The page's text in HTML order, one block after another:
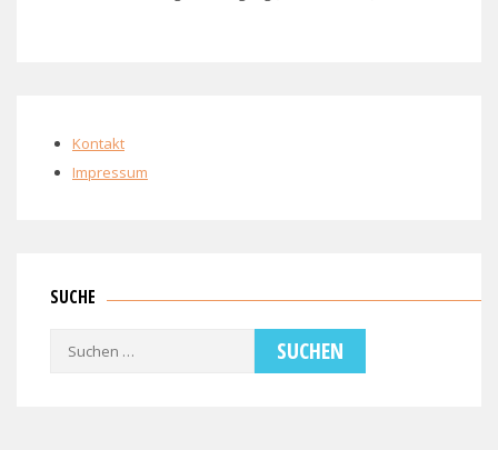
Kontakt
Impressum
SUCHE
Suchen